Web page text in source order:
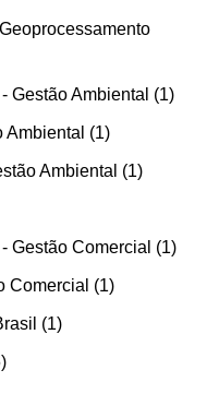
Gestão Ambiental 1
Ambiental 1
Ambiental 1
Gestão Comercial 1
Comercial 1
1